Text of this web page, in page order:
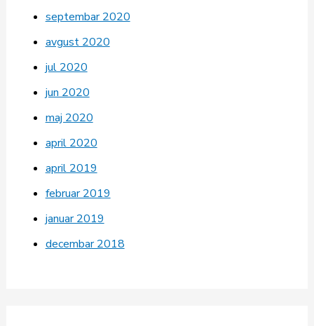
septembar 2020
avgust 2020
jul 2020
jun 2020
maj 2020
april 2020
april 2019
februar 2019
januar 2019
decembar 2018